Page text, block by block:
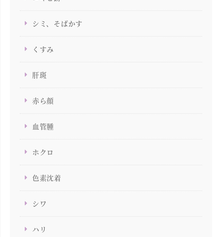
シミ、そばかす
くすみ
肝斑
赤ら顔
血管腫
ホクロ
色素沈着
シワ
ハリ